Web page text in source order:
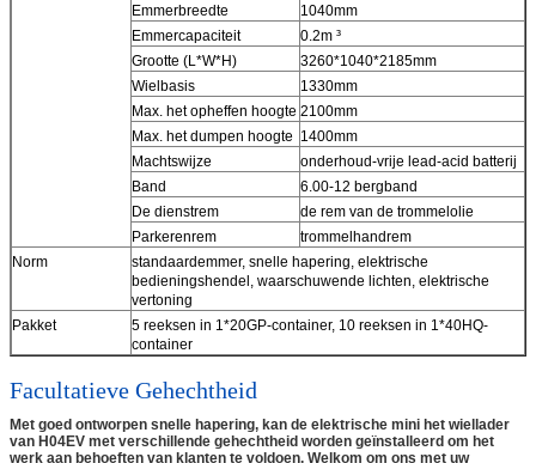
Emmerbreedte
1040mm
Emmercapaciteit
0.2m ³
Grootte (L*W*H)
3260*1040*2185mm
Wielbasis
1330mm
Max. het opheffen hoogte 2100mm
Max. het dumpen hoogte 1400mm
Machtswijze
onderhoud-vrije lead-acid batterij
Band
6.00-12 bergband
De dienstrem
de rem van de trommelolie
Parkerenrem
trommelhandrem
Norm
standaardemmer, snelle hapering, elektrische
bedieningshendel, waarschuwende lichten, elektrische
vertoning
Pakket
5 reeksen in 1*20GP-container, 10 reeksen in 1*40HQ-
container
Facultatieve Gehechtheid
Met goed ontworpen snelle hapering, kan de elektrische mini het wiellader
van H04EV met verschillende gehechtheid worden geïnstalleerd om het
werk aan behoeften van klanten te voldoen. Welkom om ons met uw